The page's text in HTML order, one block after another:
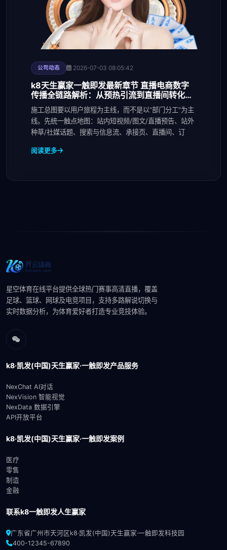
公司动态 2026-07-03 08:05:42
k8天生赢家一触即发最新章节 直播电商数字
传播全链路解析：从预热引流到直播间转化与
复购私域运营
施工总图要以用户旅程为主线，而不是以“部门分工”为主
线。先统一触点地图：站内短视频/图文/直播预告、站外
种草/社媒话题、搜索与信息流、承接页、直播间、订
阅读更多
星空体育在线平台提供全球热门赛事高清直播，覆盖
足球、篮球、网球及电竞项目，支持多路解说切换与
实时数据分析，为体育爱好者打造专业竞技体验。
k8·凯发(中国)天生赢家·一触即发产品服务
NexChat AI对话
NexVision 智能视觉
NexData 数据引擎
API开放平台
k8·凯发(中国)天生赢家·一触即发案例
医疗
零售
制造
金融
联系k8一触即发人生赢家
广东省广州市天河区k8·凯发(中国)天生赢家·一触即发科技园
400-12345-67890